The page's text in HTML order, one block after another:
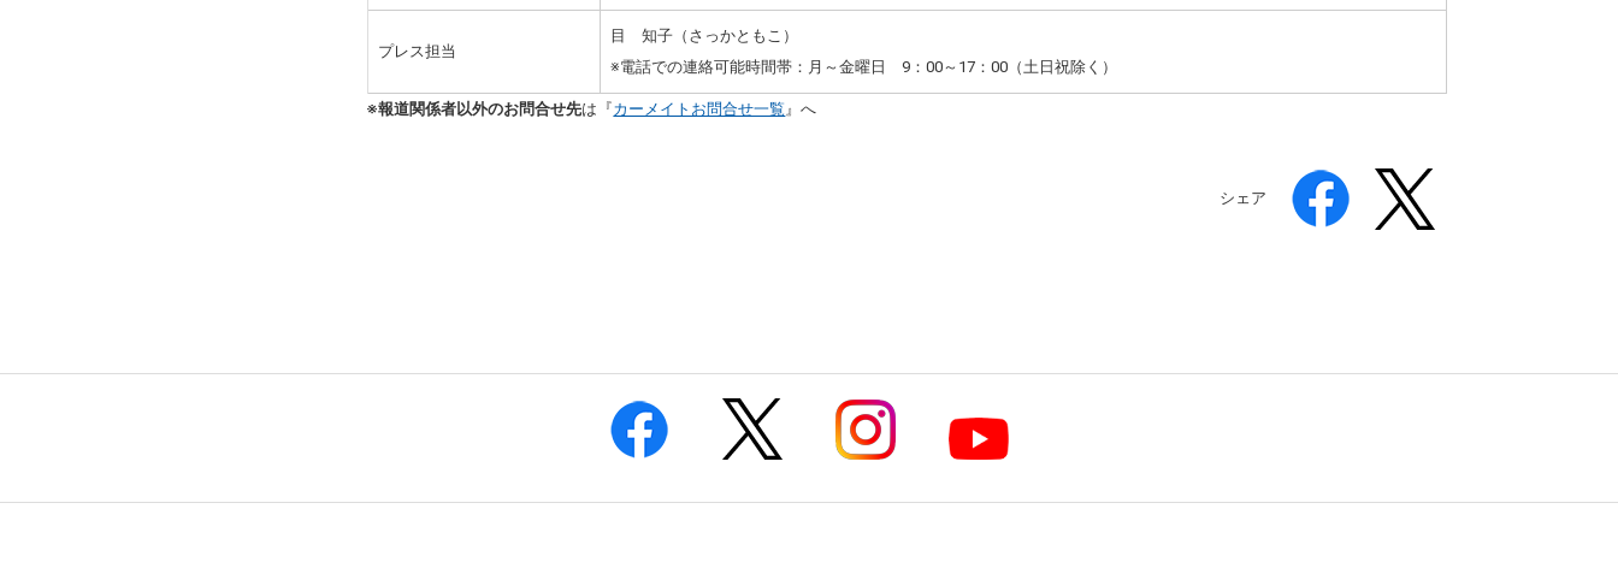
プレス担当
目 知子（さっかともこ）
※電話での連絡可能時間帯：月～金曜日 9：00～17：00（土日祝除く）
※報道関係者以外のお問合せ先は『カーメイトお問合せ一覧 』へ
シェア